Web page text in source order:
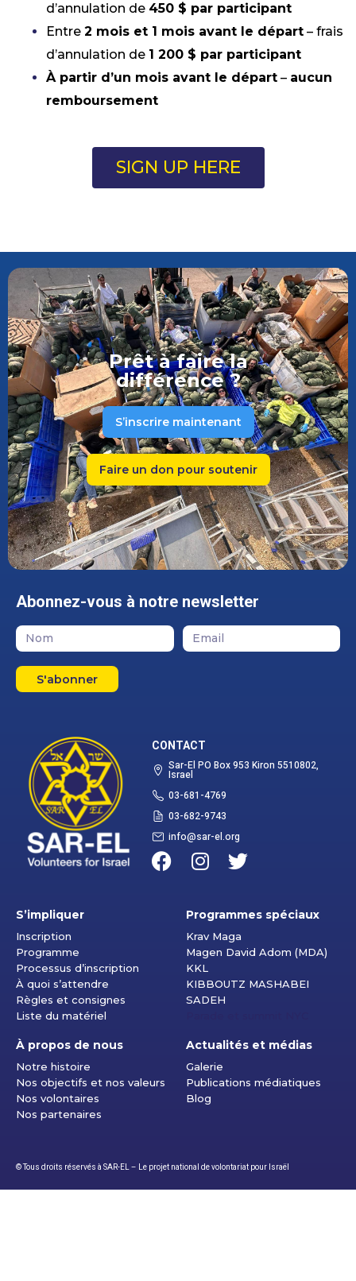
d’annulation de 450 $ par participant
Entre 2 mois et 1 mois avant le départ – frais
d’annulation de 1 200 $ par participant
À partir d’un mois avant le départ – aucun
remboursement
SIGN UP HERE
Prêt à faire la
différence ?
S’inscrire maintenant
Faire un don pour soutenir
Abonnez-vous à notre newsletter
S'abonner
CONTACT
Sar-El PO Box 953 Kiron 5510802,
Israel
03-681-4769
03-682-9743
info@sar-el.org
S’impliquer
Inscription
Programme
Processus d’inscription
À quoi s’attendre
Règles et consignes
Liste du matériel
Programmes spéciaux
Krav Maga
Magen David Adom (MDA)
KKL
KIBBOUTZ MASHABEI
SADEH
À propos de nous
Notre histoire
Nos objectifs et nos valeurs
Nos volontaires
Nos partenaires
Actualités et médias
Galerie
Publications médiatiques
Blog
© Tous droits réservés à SAR-EL – Le projet national de volontariat pour Israël